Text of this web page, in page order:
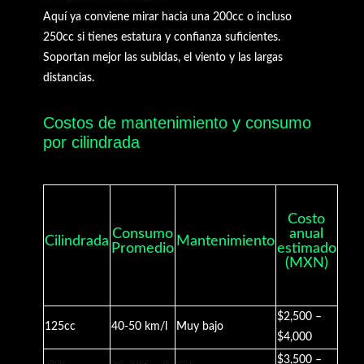
Aquí ya conviene mirar hacia una 200cc o incluso
250cc si tienes estatura y confianza suficientes.
Soportan mejor las subidas, el viento y las largas
distancias.
Costos de mantenimiento y consumo
por cilindrada
Cilindrada Consumo
Promedio Mantenimiento
Costo
anual
estimado
(MXN)
125cc 40-50 km/l Muy bajo
$2,500 –
$4,000
$3,500 –